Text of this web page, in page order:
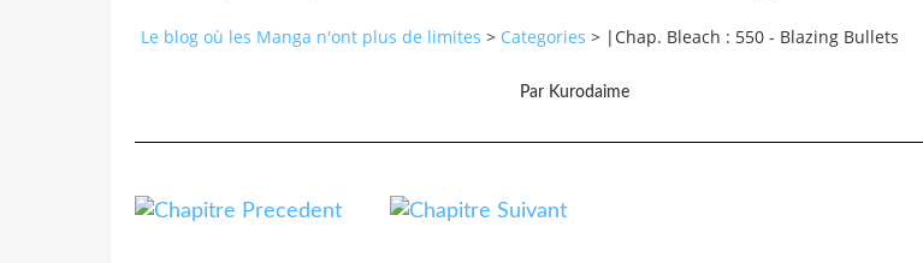
Le blog où les Manga n'ont plus de limites > Categories > |Chap. Bleach : 550 - Blazing Bullets
Par Kurodaime